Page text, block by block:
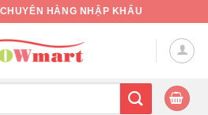
HÀNG NHẬP KHẨU